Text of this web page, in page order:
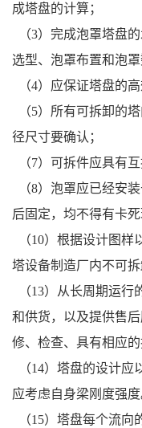
成塔盘的计算；
（3）完成泡罩塔盘
选型、泡罩布置和泡罩
（4）应保证塔盘的
（5）所有可拆卸的
径尺寸要确认；
（7）可拆件应具有
（8）泡罩应已经安
后固定，均不得有卡死
（10）根据设计图样
塔设备制造厂内不可
（13）从长周期运行
和供货，以及提供售
修、检查、具有相应的
（14）塔盘的设计应
应考虑自身梁刚度强度
（15）塔盘每个流向